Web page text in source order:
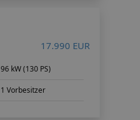
17.990 EUR
96 kW (130 PS)
1 Vorbesitzer